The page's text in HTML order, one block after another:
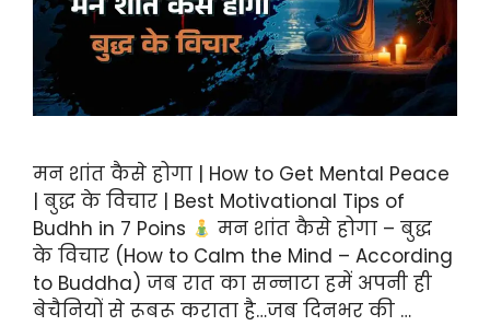
मन शांत कैसे होगा | How to Get Mental Peace
| बुद्ध के विचार | Best Motivational Tips of
Budhh in 7 Poins
मन शांत कैसे होगा – बुद्ध
के विचार (How to Calm the Mind – According
to Buddha) जब रात का सन्नाटा हमें अपनी ही
बेचैनियों से रूबरू कराता है…जब दिनभर की …